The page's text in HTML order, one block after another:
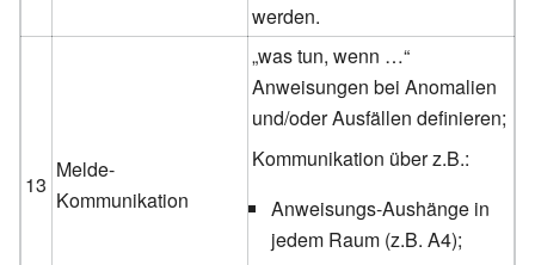
werden.
13
Melde-
Kommunikation
„was tun, wenn …“
Anweisungen bei Anomalien
und/oder Ausfällen definieren;
Kommunikation über z.B.:
Anweisungs-Aushänge in
jedem Raum (z.B. A4);